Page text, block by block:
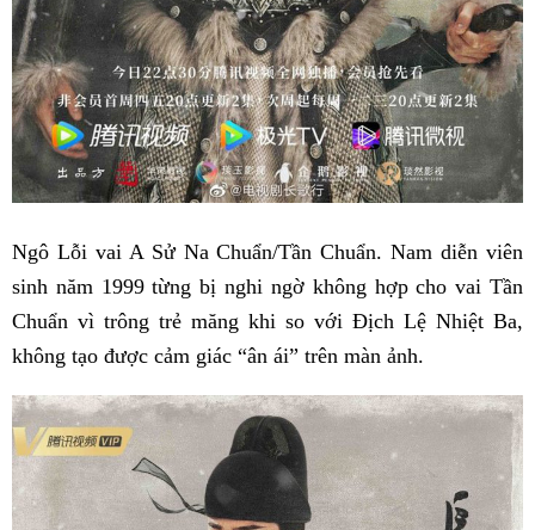
Ngô Lỗi vai A Sử Na Chuẩn/Tần Chuẩn. Nam diễn viên
sinh năm 1999 từng bị nghi ngờ không hợp cho vai Tần
Chuẩn vì trông trẻ măng khi so với Địch Lệ Nhiệt Ba,
không tạo được cảm giác “ân ái” trên màn ảnh.